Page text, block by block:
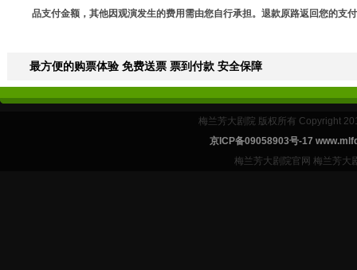
品支付金额，其他因观演发生的费用需由您自行承担。退款原路返回您的支
最方便的购票体验 免费送票 票到付款 安全保障
梅兰芳大剧院 版权所有 Copyright
京ICP备09058903号-17
梅兰芳大剧院官网 梅兰芳大